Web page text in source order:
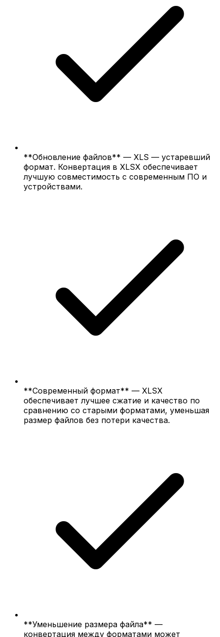
**Обновление файлов** — XLS — устаревший
формат. Конвертация в XLSX обеспечивает
лучшую совместимость с современным ПО и
устройствами.
**Современный формат** — XLSX
обеспечивает лучшее сжатие и качество по
сравнению со старыми форматами, уменьшая
размер файлов без потери качества.
**Уменьшение размера файла** —
конвертация между форматами может